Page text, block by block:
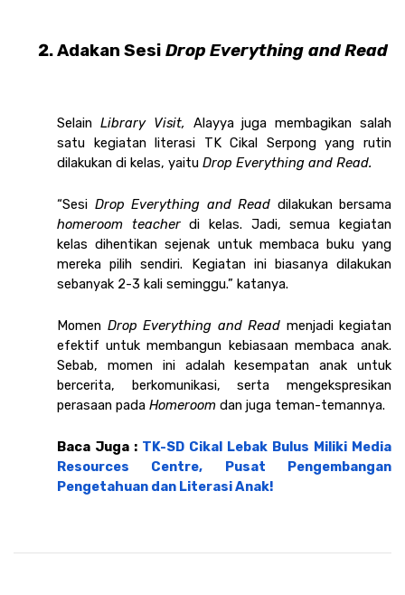
Adakan Sesi Drop Everything and Read
Selain Library Visit, Alayya juga membagikan salah
satu kegiatan literasi TK Cikal Serpong yang rutin
dilakukan di kelas, yaitu Drop Everything and Read.
“Sesi Drop Everything and Read
homeroom teacher di kelas. Jadi, semua kegiatan
kelas dihentikan sejenak untuk membaca buku yang
mereka pilih sendiri. Kegiatan ini biasanya dilakukan
sebanyak 2-3 kali seminggu.” katanya.
Momen Drop Everything and Read menjadi kegiatan
efektif untuk membangun kebiasaan membaca anak.
Sebab, momen ini adalah kesempatan anak untuk
bercerita, berkomunikasi, serta mengekspresikan
perasaan pada Homeroom dan juga teman-temannya.
Baca Juga : TK-SD Cikal Lebak Bulus Miliki Media
Resources Centre, Pusat Pengembangan
Pengetahuan dan Literasi Anak!